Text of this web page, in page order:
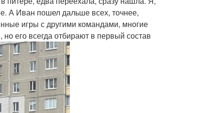
А Иван пошел дальше всех, точнее,
игры с другими командами, многие
его всегда отбирают в первый состав